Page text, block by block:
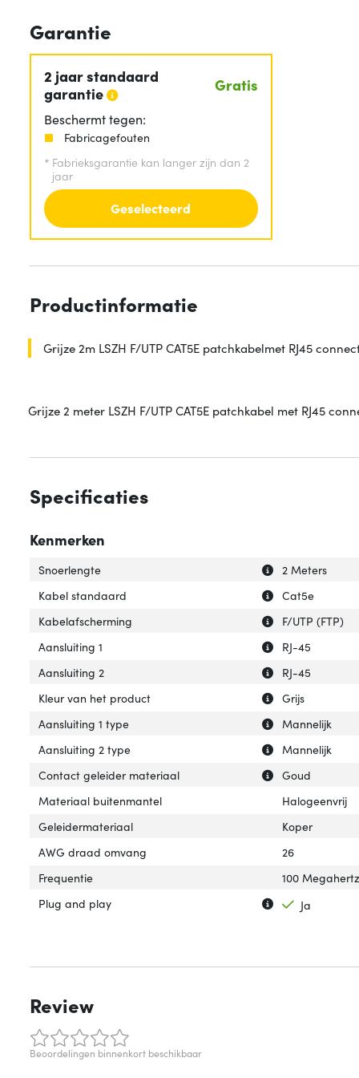
Garantie
2 jaar standaard
garantie
Gratis
Beschermt tegen:
Fabricagefouten
* Fabrieksgarantie kan langer zijn dan 2
jaar
Geselecteerd
Productinformatie
Grijze 2m LSZH F/UTP CAT5E patchkabelmet RJ45
Grijze 2 meter LSZH F/UTP CAT5E patchkabel met RJ45
Specificaties
Kenmerken
Uitleg over
Verberg uitleg
Snoerlengte
2 Meters
Uitleg over
Verberg uitleg
Kabel standaard
Cat5e
Uitleg over
Verberg uitleg
Kabelafscherming
F/UTP (FTP)
Uitleg over
Verberg uitleg
Aansluiting 1
RJ-45
Uitleg over
Verberg uitleg
Aansluiting 2
RJ-45
Uitleg over
Verberg uitleg
Kleur van het product
Grijs
Uitleg over
Verberg uitleg
Aansluiting 1 type
Mannelijk
Uitleg over
Verberg uitleg
Aansluiting 2 type
Mannelijk
Uitleg over
Verberg uitleg
Contact geleider materiaal
Goud
Materiaal buitenmantel
Halogeenvrij
Geleidermateriaal
Koper
AWG draad omvang
26
Frequentie
100 Megahertz
Uitleg over 'Plug
Verberg uitleg
Plug and play Ja
Review
Beoordelingen binnenkort beschikbaar